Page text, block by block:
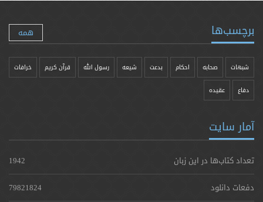
برچسب‌ها همه
شبهات صحابه احکام بدعت شیعه رسول الله قرآن کریم خرافات
دفاع عقیده
آمار سایت
تعداد کتاب‌ها در این زبان
1942
دفعات دانلود
79821824